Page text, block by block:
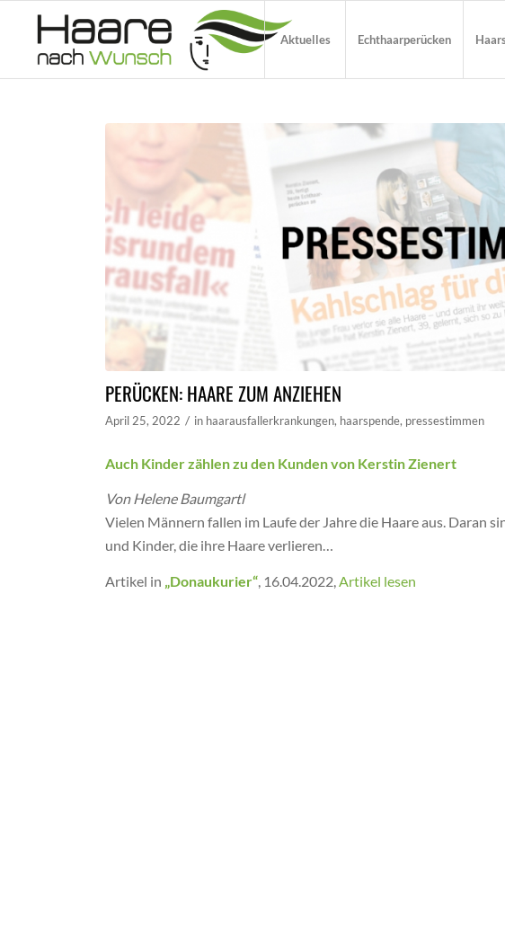
Aktuelles Echthaarperücken
PERÜCKEN: HAARE ZUM ANZIEHEN
April 25, 2022 / in haarausfallerkrankungen, haarspende, pressestimmen
Auch Kinder zählen zu den Kunden von Kerstin Zienert
Von Helene Baumgartl
Vielen Männern fallen im Laufe der Jahre die Haare aus. Daran
und Kinder, die ihre Haare verlieren…
Artikel in „Donaukurier“, 16.04.2022,Artikel lesen